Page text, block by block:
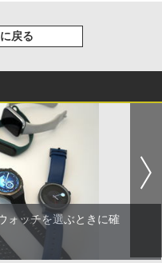
戻る
ォッチを選ぶときに確